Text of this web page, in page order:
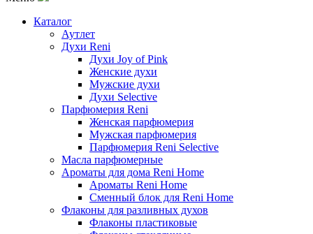
Каталог
Аутлет
Духи Reni
Духи Joy of Pink
Женские духи
Мужские духи
Духи Selective
Парфюмерия Reni
Женская парфюмерия
Мужская парфюмерия
Парфюмерия Reni Selective
Масла парфюмерные
Ароматы для дома Reni Home
Ароматы Reni Home
Сменный блок для Reni Home
Флаконы для разливных духов
Флаконы пластиковые